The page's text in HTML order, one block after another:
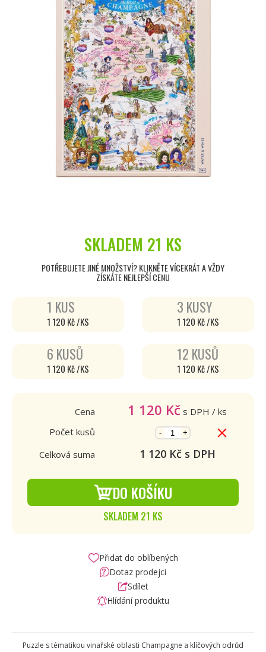
SKLADEM 21 KS
POTŘEBUJETE JINÉ MNOŽSTVÍ? KLIKNĚTE VÍCEKRÁT A VŽDY
ZÍSKÁTE NEJLEPŠÍ CENU
1 KUS
1 120 Kč /KS
3 KUSY
1 120 Kč /KS
6 KUSŮ
1 120 Kč /KS
12 KUSŮ
1 120 Kč /KS
Cena 1 120 Kč s DPH / ks
Počet kusů
- +
Celková suma 1 120Kč s DPH
DO KOŠÍKU
SKLADEM 21 KS
Přidat do oblíbených
Dotaz prodejci
Sdílet
Hlídání produktu
Puzzle s tématikou vinařské oblasti Champagne a klíčových odrůd